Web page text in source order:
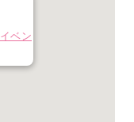
イベン